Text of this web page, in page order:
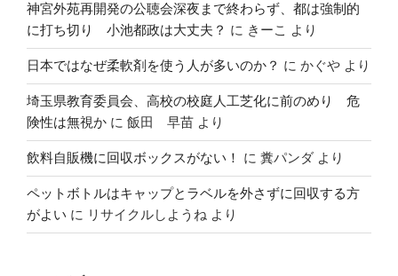
神宮外苑再開発の公聴会深夜まで終わらず、都は強制的
に打ち切り 小池都政は大丈夫？ に きーこ より
日本ではなぜ柔軟剤を使う人が多いのか？ に かぐや より
埼玉県教育委員会、高校の校庭人工芝化に前のめり 危
険性は無視か に 飯田 早苗 より
飲料自販機に回収ボックスがない！ に 糞パンダ より
ペットボトルはキャップとラベルを外さずに回収する方
がよい に リサイクルしようね より